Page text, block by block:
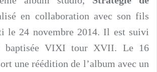
en collaboration avec son fils
le 24 novembre 2014. Il est suivi
baptisée VIXI tour XVII. Le 16
une réédition de l’album avec un